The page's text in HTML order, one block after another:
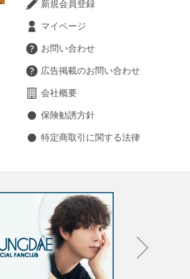
新規会員登録
マイページ
お問い合わせ
広告掲載のお問い合わせ
会社概要
保険勧誘方針
特定商取引に関する法律